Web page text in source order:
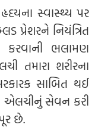
સ્વાસ્થ્ય પર
પ્રેશરને નિયંત્રિત
ભલામણ
તમારા શરીરના
સાબિત થઈ
એલચીનું સેવન કરી
છે.